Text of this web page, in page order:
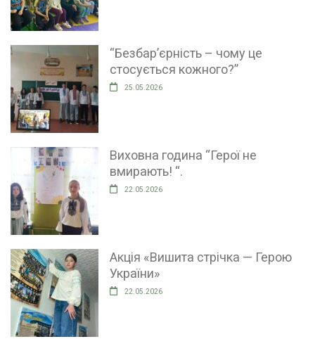
“Безбар’єрність – чому це
стосується кожного?”
25.05.2026
Виховна година “Герої не
вмирають! “.
22.05.2026
Акція «Вишита стрічка — Герою
України»
22.05.2026